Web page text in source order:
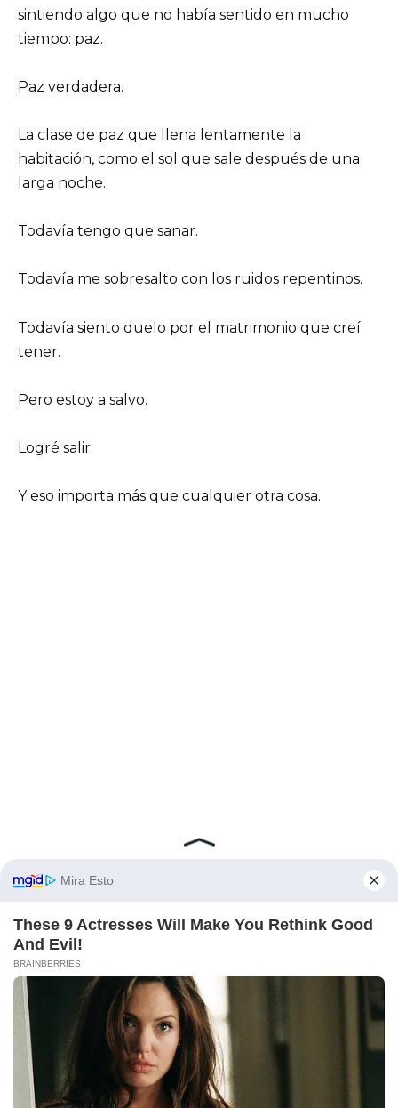
sintiendo algo que no había sentido en mucho
tiempo: paz.
Paz verdadera.
La clase de paz que llena lentamente la
habitación, como el sol que sale después de una
larga noche.
Todavía tengo que sanar.
Todavía me sobresalto con los ruidos repentinos.
Todavía siento duelo por el matrimonio que creí
tener.
Pero estoy a salvo.
Logré salir.
Y eso importa más que cualquier otra cosa.
Vous aimerez aussi